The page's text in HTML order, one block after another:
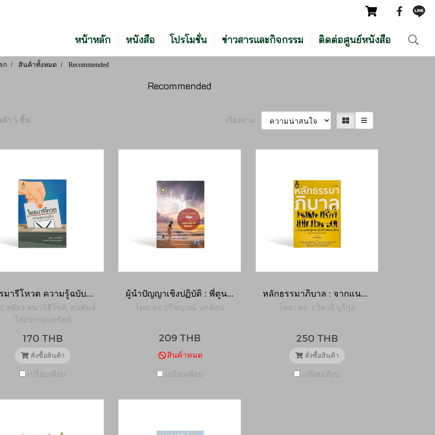
หน้าหลัก หนังสือ โปรโมชั่น ข่าวสารและกิจกรรม ติดต่อศูนย์หนังสือ
ก สินค้าทั้งหมด Recommended
Recommended
า 5 ชิ้น เรียงตาม
ไพรมารีโหวต ความรู้ฉบับปูพื้นฐาน
: สติธร ธนานิธิโชติ, ธนพันธ์
ไล่ประกอบทรัพย์
170 THB
สั่งซื้อสินค้า
เปรียบเทียบ
ผู้นำปัญญาเชิงปฏิบัติ : พี่ตูนกับก้าวที่กล้าของเขา
โดย: ดร.ปรีชญาณ์ นกฟ้อน
209 THB
สินค้าหมด
เปรียบเทียบ
หลักธรรมาภิบาล : จากแนวคิดสู่การปฎิบัติในสังคมไทย
โดย : ดร. ถวิลวดี บุรีกุล
250 THB
สั่งซื้อสินค้า
เปรียบเทียบ